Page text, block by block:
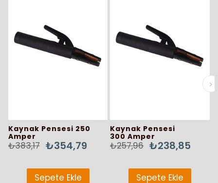
Kaynak Pensesi 250
Amper
₺354,79
₺383,17
Sepete Ekle
Kaynak Pensesi
300 Amper
₺238,85
₺257,96
Sepete Ekle